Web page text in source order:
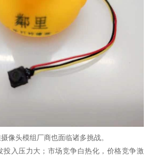
像头模组厂商也面临诸多挑战。
投入压力大；市场竞争白热化，价格竞争激